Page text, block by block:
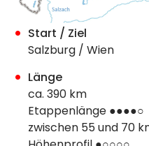
Start / Ziel
Salzburg / Wien
Länge
ca. 390 km
Etappenlänge ●●●●○
zwischen 55 und 70